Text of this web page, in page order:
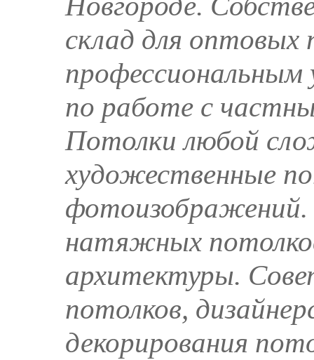
склад для
по работе с
Потолки любой
художественные
фотоизображений.
натяжных
архитектуры.
потолков,
декорирования